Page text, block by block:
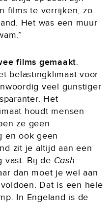
films te verrijken, zo
Het was een muur
films gemaakt.
belastingklimaat voor
veel gunstiger
Het
houdt mensen
ze geen
en ook geen
zit je altijd aan een
vast. Bij de Cash
dan moet je wel aan
Dat is een hele
In Engeland is de